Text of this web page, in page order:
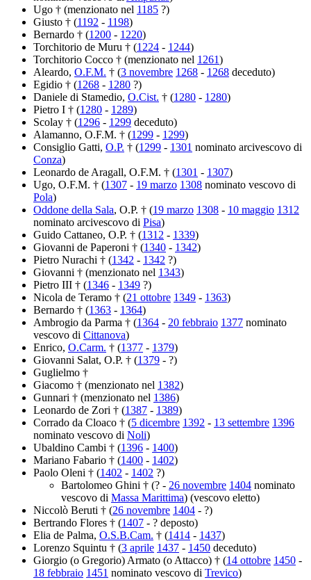
Ugo † (menzionato nel 1185 ?)
Giusto † (1192 - 1198)
Bernardo † (1200 - 1220)
Torchitorio de Muru † (1224 - 1244)
Torchitorio Cocco † (menzionato nel 1261)
Aleardo, O.F.M. † (3 novembre 1268 - 1268 deceduto)
Egidio † (1268 - 1280 ?)
Daniele di Stamedio, O.Cist. † (1280 - 1280)
Pietro I † (1280 - 1289)
Scolay † (1296 - 1299 deceduto)
Alamanno, O.F.M. † (1299 - 1299)
Consiglio Gatti, O.P. † (1299 - 1301 nominato arcivescovo di
Conza)
Leonardo de Aragall, O.F.M. † (1301 - 1307)
Ugo, O.F.M. † (1307 - 19 marzo 1308 nominato vescovo di
Pola)
Oddone della Sala, O.P. † (19 marzo 1308 - 10 maggio 1312
nominato arcivescovo di Pisa)
Guido Cattaneo, O.P. † (1312 - 1339)
Giovanni de Paperoni † (1340 - 1342)
Pietro Nurachi † (1342 - 1342 ?)
Giovanni † (menzionato nel 1343)
Pietro III † (1346 - 1349 ?)
Nicola de Teramo † (21 ottobre 1349 - 1363)
Bernardo † (1363 - 1364)
Ambrogio da Parma † (1364 - 20 febbraio 1377 nominato
vescovo di Cittanova)
Enrico, O.Carm. † (1377 - 1379)
Giovanni Salat, O.P. † (1379 - ?)
Guglielmo †
Giacomo † (menzionato nel 1382)
Gunnari † (menzionato nel 1386)
Leonardo de Zori † (1387 - 1389)
Corrado da Cloaco † (5 dicembre 1392 - 13 settembre 1396
nominato vescovo di Noli)
Ubaldino Cambi † (1396 - 1400)
Mariano Fabario † (1400 - 1402)
Paolo Oleni † (1402 - 1402 ?)
Bartolomeo Ghini † (? - 26 novembre 1404 nominato
vescovo di Massa Marittima) (vescovo eletto)
Niccolò Beruti † (26 novembre 1404 - ?)
Bertrando Flores † (1407 - ? deposto)
Elia de Palma, O.S.B.Cam. † (1414 - 1437)
Lorenzo Squintu † (3 aprile 1437 - 1450 deceduto)
Giorgio (o Gregorio) Armato (o Attacco) † (14 ottobre 1450 -
18 febbraio 1451 nominato vescovo di Trevico)